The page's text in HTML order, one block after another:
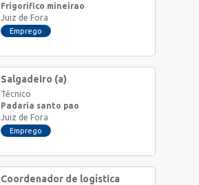
Frigorifico mineirao
Juiz de Fora
Emprego
Salgadeiro (a)
Técnico
Padaria santo pao
Juiz de Fora
Emprego
Coordenador de logística